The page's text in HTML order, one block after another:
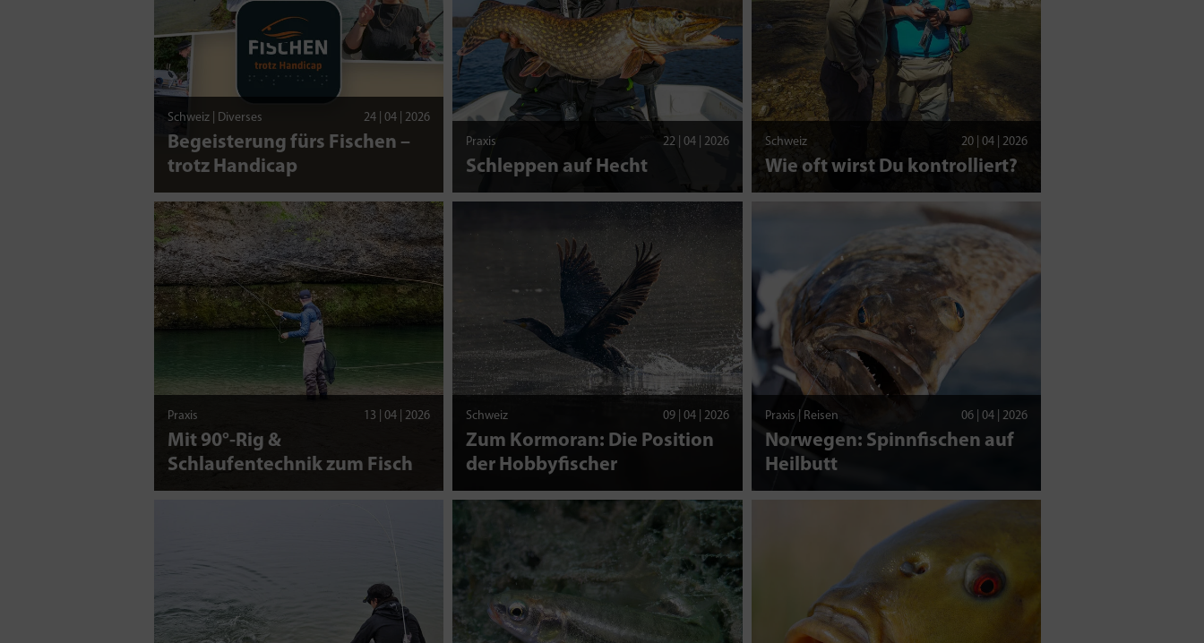
Schweiz | Diverses 24 | 04 | 2026
Begeisterung fürs Fischen –
trotz Handicap
Praxis 22 | 04 | 2026
Schleppen auf Hecht
Schweiz 20 | 04 | 2026
Wie oft wirst Du kontrolliert?
Praxis 13 | 04 | 2026
Mit 90°-Rig &
Schlaufentechnik zum Fisch
Schweiz 09 | 04 | 2026
Zum Kormoran: Die Position
der Hobbyfischer
Praxis | Reisen 06 | 04 | 2026
Norwegen: Spinnfischen auf
Heilbutt